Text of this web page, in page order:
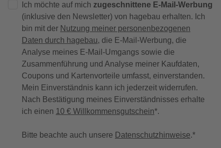
Ich möchte auf mich zugeschnittene E-Mail-Werbung
(inklusive den Newsletter) von hagebau erhalten. Ich
bin mit der Nutzung meiner personenbezogenen
Daten durch hagebau, die E-Mail-Werbung, die
Analyse meines E-Mail-Umgangs sowie die
Zusammenführung und Analyse meiner Kaufdaten,
Coupons und Kartenvorteile umfasst, einverstanden.
Mein Einverständnis kann ich jederzeit widerrufen.
Nach Bestätigung meines Einverständnisses erhalte
ich einen 10 € Willkommensgutschein*.
Bitte beachte auch unsere Datenschutzhinweise.